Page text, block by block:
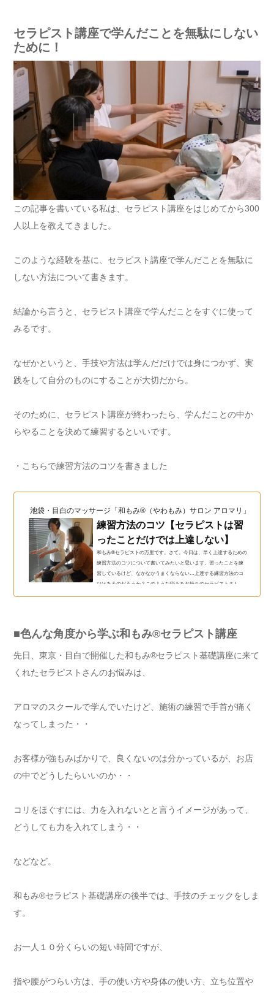
セラピスト講座で学んだことを無駄にしない
ために！
この記事を書いている私は、セラピスト講座をはじめてから300
人以上を教えてきました。
このような経験を基に、セラピスト講座で学んだことを無駄に
しない方法について書きます。
結論から言うと、セラピスト講座で学んだことをすぐに使って
みるです。
なぜかというと、手技や方法は学んだだけでは身につかず、実
践をして自分のものにすることが大切だから。
そのために、セラピスト講座が終わったら、学んだことの中か
らやることを決めて練習するといいです。
・こちらで練習方法のコツを書きました
池袋・目白のマッサージ「和もみ®（やわもみ）サロン アロマリ」（和
練習方法のコツ【セラピストは習
ったことだけでは上達しない】
和もみ®セラピストの万里です。さて。今日は、早く上達するための
練習方法のコツについて書いてみたいと思います。習ったことを練
習しているけど、なかなかうまくならない…上達する練習方法のコ
ツはあるのだろうか？このような悩みをお持ちのセラピストさん
について書きます。■...
■色んな角度から学ぶ和もみ®セラピスト講座
先日、東京・目白で開催した和もみ®セラピスト基礎講座に来て
くれたセラピストさんのお悩みは、
アロマのスクールで学んでいたけど、施術の練習で手首が痛く
なってしまった・・
お客様が強もみばかりで、良くないのは分かっているが、お店
の中でどうしたらいいのか・・
コリをほぐすには、力を入れないとと言うイメージがあって、
どうしても力を入れてしまう・・
などなど。
和もみ®セラピスト基礎講座の後半では、手技のチェックをしま
す。
お一人１０分くらいの短い時間ですが、
指や腰がつらい方は、手の使い方や身体の使い方、立ち位置や